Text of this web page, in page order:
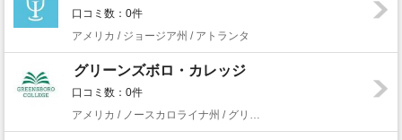
口コミ数：0件
アメリカ / ジョージア州 / アトランタ
グリーンズボロ・カレッジ
口コミ数：0件